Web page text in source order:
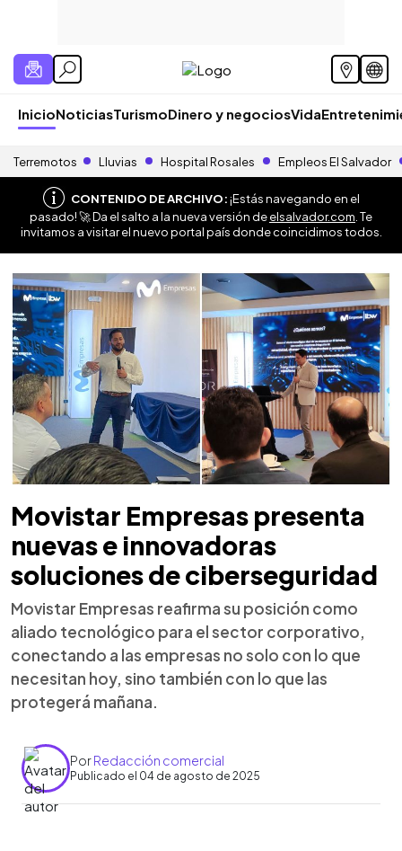
InicioNoticiasTurismoDinero y negociosVida
Terremotos Lluvias Hospital Rosales Empleos El Salvador
CONTENIDO DE ARCHIVO:¡Estás navegando en el
pasado! 🚀 Da el salto a la nueva versión deelsalvador.com . Te
invitamos a visitar el nuevo portal país donde coincidimos todos.
Movistar Empresas presenta
nuevas e innovadoras
soluciones de ciberseguridad
Movistar Empresas reafirma su posición como
aliado tecnológico para el sector corporativo,
conectando a las empresas no solo con lo que
necesitan hoy, sino también con lo que las
protegerá mañana.
PorRedacción comercial
Publicado el 04 de agosto de 2025